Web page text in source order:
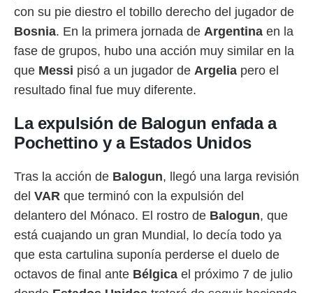
no
acceder a
únicos
similares
como
con su pie diestro el tobillo derecho del jugador de
Bosnia. En la primera jornada de Argentina en la
fase de grupos, hubo una acción muy similar en la
que Messi pisó a un jugador de Argelia pero el
resultado final fue muy diferente.
La expulsión de Balogun enfada a
Pochettino y a Estados Unidos
Tras la acción de Balogun, llegó una larga revisión
del VAR que terminó con la expulsión del
delantero del Mónaco. El rostro de Balogun, que
está cuajando un gran Mundial, lo decía todo ya
que esta cartulina suponía perderse el duelo de
octavos de final ante Bélgica el próximo 7 de julio